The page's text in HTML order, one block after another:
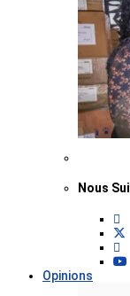
Nous
Opinions